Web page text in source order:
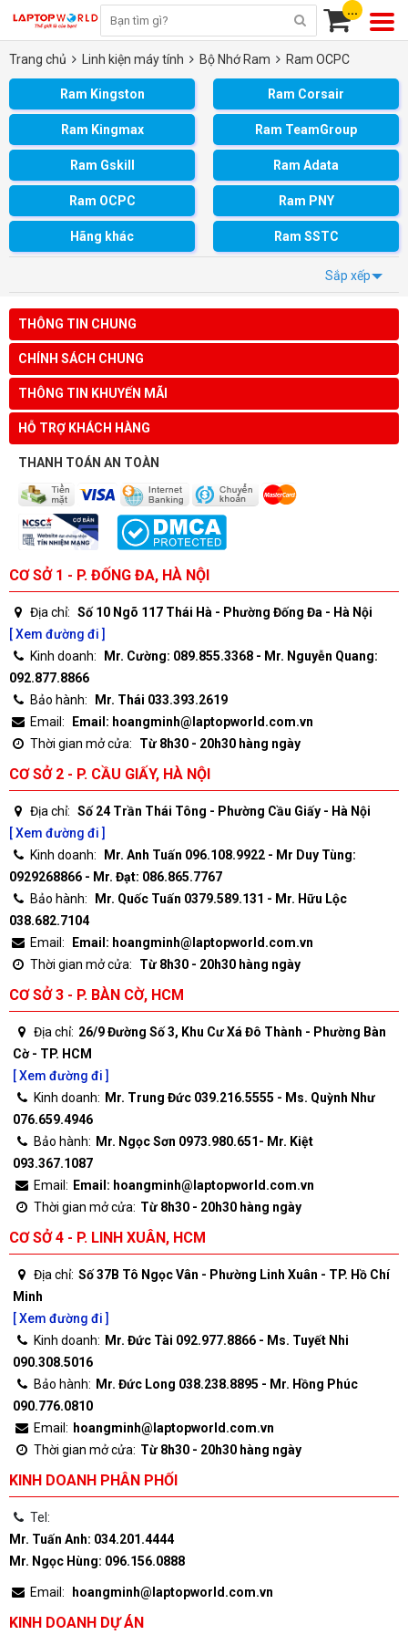
...
Trang chủ Linh kiện máy tính Bộ Nhớ Ram Ram OCPC
Ram Kingston Ram Corsair
Ram Kingmax Ram TeamGroup
Ram Gskill Ram Adata
Ram OCPC Ram PNY
Hãng khác Ram SSTC
Sắp xếp
THÔNG TIN CHUNG
CHÍNH SÁCH CHUNG
THÔNG TIN KHUYẾN MÃI
HỖ TRỢ KHÁCH HÀNG
THANH TOÁN AN TOÀN
CƠ SỞ 1 - P. ĐỐNG ĐA, HÀ NỘI
Địa chỉ: Số 10 Ngõ 117 Thái Hà - Phường Đống Đa - Hà Nội
[ Xem đường đi ]
Kinh doanh:
Mr. Cường: 089.855.3368 - Mr. Nguyễn Quang:
092.877.8866
Bảo hành:
Mr. Thái 033.393.2619
Email:
Email: hoangminh@laptopworld.com.vn
Thời gian mở cửa:
Từ 8h30 - 20h30 hàng ngày
CƠ SỞ 2 - P. CẦU GIẤY, HÀ NỘI
Địa chỉ: Số 24 Trần Thái Tông - Phường Cầu Giấy - Hà Nội
[ Xem đường đi ]
Kinh doanh:
Mr. Anh Tuấn 096.108.9922 - Mr Duy Tùng:
0929268866 - Mr. Đạt: 086.865.7767
Bảo hành:
Mr. Quốc Tuấn 0379.589.131 - Mr. Hữu Lộc
038.682.7104
Email:
Email: hoangminh@laptopworld.com.vn
Thời gian mở cửa:
Từ 8h30 - 20h30 hàng ngày
CƠ SỞ 3 - P. BÀN CỜ, HCM
Địa chỉ: 26/9 Đường Số 3, Khu Cư Xá Đô Thành - Phường Bàn
Cờ - TP. HCM
[ Xem đường đi ]
Kinh doanh: Mr. Trung Đức 039.216.5555 - Ms. Quỳnh Như
076.659.4946
Bảo hành: Mr. Ngọc Sơn 0973.980.651- Mr. Kiệt
093.367.1087
Email: Email: hoangminh@laptopworld.com.vn
Thời gian mở cửa: Từ 8h30 - 20h30 hàng ngày
CƠ SỞ 4 - P. LINH XUÂN, HCM
Địa chỉ: Số 37B Tô Ngọc Vân - Phường Linh Xuân - TP. Hồ Chí
Minh
[ Xem đường đi ]
Kinh doanh: Mr. Đức Tài 092.977.8866 - Ms. Tuyết Nhi
090.308.5016
Bảo hành: Mr. Đức Long 038.238.8895 - Mr. Hồng Phúc
090.776.0810
Email: hoangminh@laptopworld.com.vn
Thời gian mở cửa: Từ 8h30 - 20h30 hàng ngày
KINH DOANH PHÂN PHỐI
Tel:
Mr. Tuấn Anh: 034.201.4444
Mr. Ngọc Hùng: 096.156.0888
Email: hoangminh@laptopworld.com.vn
KINH DOANH DỰ ÁN